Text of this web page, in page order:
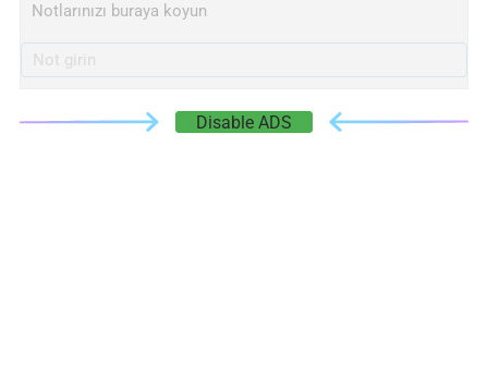
Notlarınızı buraya koyun
Disable ADS